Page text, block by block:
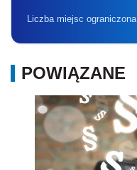
Liczba miejsc ograniczona
POWIĄZANE